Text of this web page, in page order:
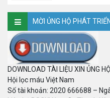
MỜI ỦNG HỘ PHÁT
DOWNLOAD TÀI LIỆU XIN ỦNG HỘ
Hội lọc máu Việt Nam
Số tài khoản: 2020 666688 –